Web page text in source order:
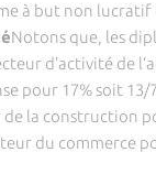
à but non lucratif
Notons que, les
d’activité de
pour 17% soit 13/
la construction
du commerce